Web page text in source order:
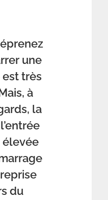
une
très
à
la
élevée
du